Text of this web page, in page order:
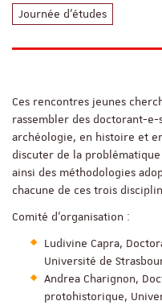
Journée d'études
Ces rencontres jeunes
rassembler des doctorant-
archéologie, en histoire et
discuter de la
ainsi des méthodologies
chacune de ces trois
Comité d’organisation :
Ludivine Capra,
Université de
Andrea Charignon,
protohistorique,